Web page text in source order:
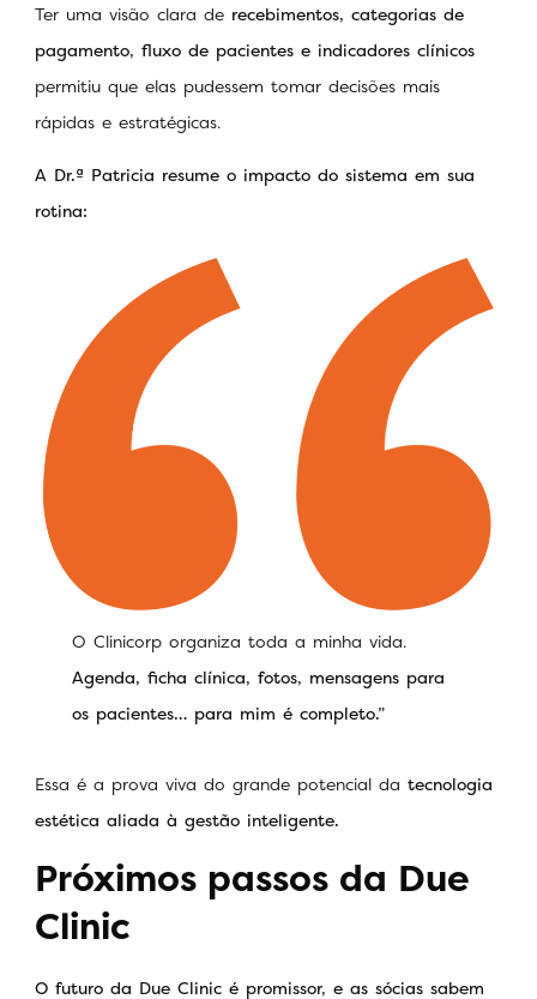
Ter uma visão clara de recebimentos, categorias de
pagamento, fluxo de pacientes e indicadores clínicos
permitiu que elas pudessem tomar decisões mais
rápidas e estratégicas.
A Dr.ª Patricia resume o impacto do sistema em sua
rotina:
O Clinicorp organiza toda a minha vida.
Agenda, ficha clínica, fotos, mensagens para
os pacientes… para mim é completo.”
Essa é a prova viva do grande potencial da tecnologia
estética aliada à gestão inteligente.
Próximos passos da Due
Clinic
O futuro da Due Clinic é promissor, e as sócias sabem